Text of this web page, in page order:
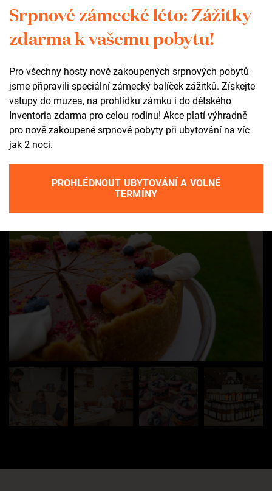
+12
Srpnové zámecké léto: Zážitky
zdarma k vašemu pobytu!
Pro všechny hosty nově zakoupených srpnových pobytů
jsme připravili speciální zámecký balíček zážitků. Získejte
vstupy do muzea, na prohlídku zámku i do dětského
Inventoria zdarma pro celou rodinu! Akce platí výhradně
pro nově zakoupené srpnové pobyty při ubytování na víc
jak 2 noci.
PROHLÉDNOUT UBYTOVÁNÍ A VOLNÉ
TERMÍNY